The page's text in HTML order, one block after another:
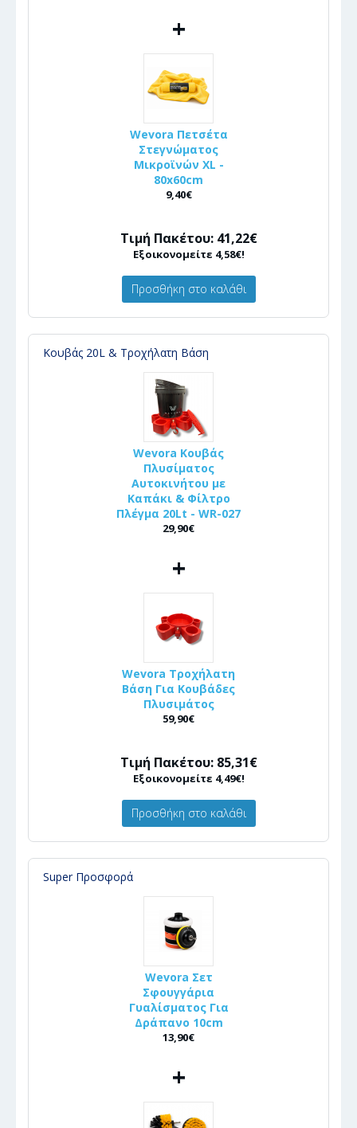
+
Wevora Πετσέτα
Στεγνώματος
Μικροϊνών XL -
80x60cm
9,40€
Τιμή Πακέτου: 41,22€
Εξοικονομείτε 4,58€!
Προσθήκη στο καλάθι
Κουβάς 20L & Τροχήλατη Βάση
Wevora Κουβάς
Πλυσίματος
Αυτοκινήτου με
Καπάκι & Φίλτρο
Πλέγμα 20Lt - WR-027
29,90€
+
Wevora Τροχήλατη
Βάση Για Κουβάδες
Πλυσιμάτος
59,90€
Τιμή Πακέτου: 85,31€
Εξοικονομείτε 4,49€!
Προσθήκη στο καλάθι
Super Προσφορά
Wevora Σετ
Σφουγγάρια
Γυαλίσματος Για
Δράπανο 10cm
13,90€
+